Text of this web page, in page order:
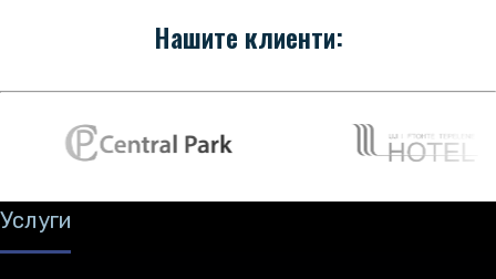
Нашите клиенти:
Услуги